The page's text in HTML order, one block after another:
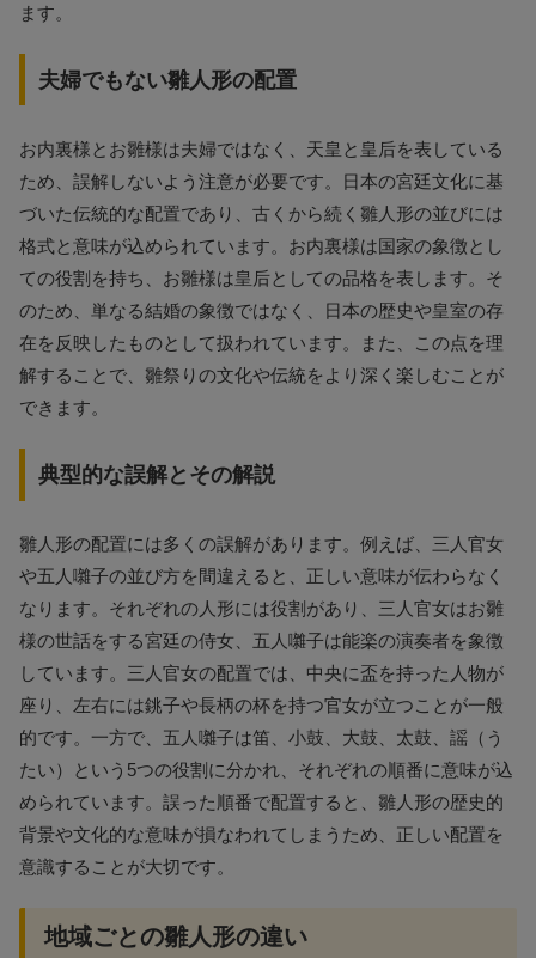
ます。
夫婦でもない雛人形の配置
お内裏様とお雛様は夫婦ではなく、天皇と皇后を表している
ため、誤解しないよう注意が必要です。日本の宮廷文化に基
づいた伝統的な配置であり、古くから続く雛人形の並びには
格式と意味が込められています。お内裏様は国家の象徴とし
ての役割を持ち、お雛様は皇后としての品格を表します。そ
のため、単なる結婚の象徴ではなく、日本の歴史や皇室の存
在を反映したものとして扱われています。また、この点を理
解することで、雛祭りの文化や伝統をより深く楽しむことが
できます。
典型的な誤解とその解説
雛人形の配置には多くの誤解があります。例えば、三人官女
や五人囃子の並び方を間違えると、正しい意味が伝わらなく
なります。それぞれの人形には役割があり、三人官女はお雛
様の世話をする宮廷の侍女、五人囃子は能楽の演奏者を象徴
しています。三人官女の配置では、中央に盃を持った人物が
座り、左右には銚子や長柄の杯を持つ官女が立つことが一般
的です。一方で、五人囃子は笛、小鼓、大鼓、太鼓、謡（う
たい）という5つの役割に分かれ、それぞれの順番に意味が込
められています。誤った順番で配置すると、雛人形の歴史的
背景や文化的な意味が損なわれてしまうため、正しい配置を
意識することが大切です。
地域ごとの雛人形の違い